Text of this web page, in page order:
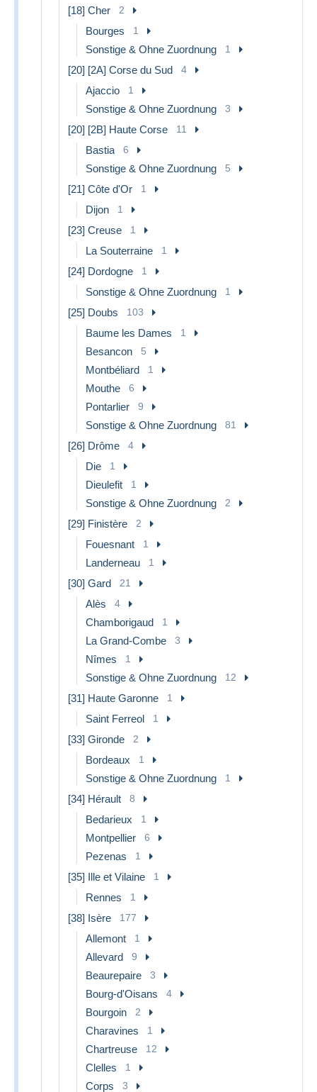
[18] Cher 2
Bourges 1
Sonstige & Ohne Zuordnung 1
[20] [2A] Corse du Sud 4
Ajaccio 1
Sonstige & Ohne Zuordnung 3
[20] [2B] Haute Corse 11
Bastia 6
Sonstige & Ohne Zuordnung 5
[21] Côte d'Or 1
Dijon 1
[23] Creuse 1
La Souterraine 1
[24] Dordogne 1
Sonstige & Ohne Zuordnung 1
[25] Doubs 103
Baume les Dames 1
Besancon 5
Montbéliard 1
Mouthe 6
Pontarlier 9
Sonstige & Ohne Zuordnung 81
[26] Drôme 4
Die 1
Dieulefit 1
Sonstige & Ohne Zuordnung 2
[29] Finistère 2
Fouesnant 1
Landerneau 1
[30] Gard 21
Alès 4
Chamborigaud 1
La Grand-Combe 3
Nîmes 1
Sonstige & Ohne Zuordnung 12
[31] Haute Garonne 1
Saint Ferreol 1
[33] Gironde 2
Bordeaux 1
Sonstige & Ohne Zuordnung 1
[34] Hérault 8
Bedarieux 1
Montpellier 6
Pezenas 1
[35] Ille et Vilaine 1
Rennes 1
[38] Isère 177
Allemont 1
Allevard 9
Beaurepaire 3
Bourg-d'Oisans 4
Bourgoin 2
Charavines 1
Chartreuse 12
Clelles 1
Corps 3